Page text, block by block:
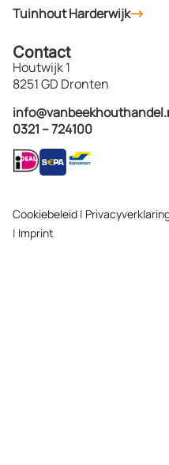
Tuinhout Harderwijk
Contact
Houtwijk 1
8251 GD Dronten
0321 – 724100
Cookiebeleid |
| Imprint